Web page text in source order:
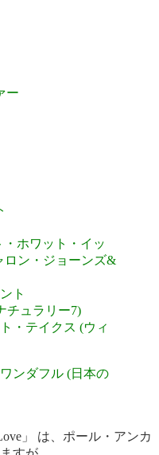
ー
ホワット・イッ
ロン・ジョーンズ&
ト
チュラリー7)
・テイクス (ウィ
ンダフル (日本の
」 は、ポール・アンカ